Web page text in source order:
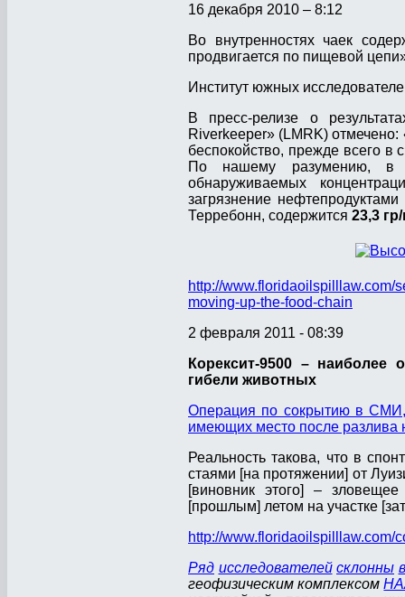
16 декабря 2010 – 8:12
Во внутренностях чаек
продвигается по пищевой
Институт южных
В пресс-релизе о
Riverkeeper» (LMRK)
беспокойство, прежде всего в
По нашему разумению, в
обнаруживаемых
загрязнение
Терребонн, содержится 23,3 гр/
http://www.floridaoilspilllaw.com/
moving-up-the-food-chain
2 февраля 2011 - 08:39
Корексит-9500 –
гибели животных
Операция по сокрытию в СМИ,
имеющих место после разлива
Реальность такова, что в
стаями [на протяжении] от
[виновник этого] –
[прошлым] летом на участке
http://www.floridaoilspilllaw.com/
Ряд исследователей склонны
геофизическим комплексом